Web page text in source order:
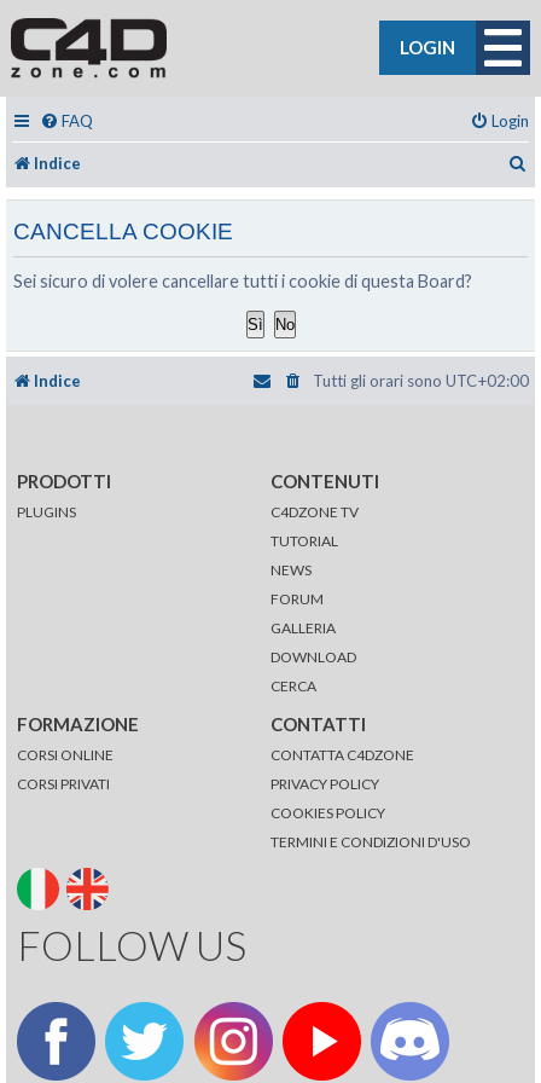
LOGIN
FAQ Login
Indice
CANCELLA COOKIE
Sei sicuro di volere cancellare tutti i cookie di questa Board?
Indice Tutti gli orari sono UTC+02:00
PRODOTTI
PLUGINS
CONTENUTI
C4DZONE TV
TUTORIAL
NEWS
FORUM
GALLERIA
DOWNLOAD
CERCA
FORMAZIONE
CORSI ONLINE
CORSI PRIVATI
CONTATTI
CONTATTA C4DZONE
PRIVACY POLICY
COOKIES POLICY
TERMINI E CONDIZIONI D'USO
FOLLOW US